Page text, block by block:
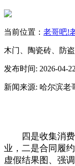
当前位置： 老哥吧!
木门、陶瓷砖、防
发布时间: 2026-04-
新闻来源: 哈尔滨老
四是收集消费
业，二是合同履
虚假结果图、强